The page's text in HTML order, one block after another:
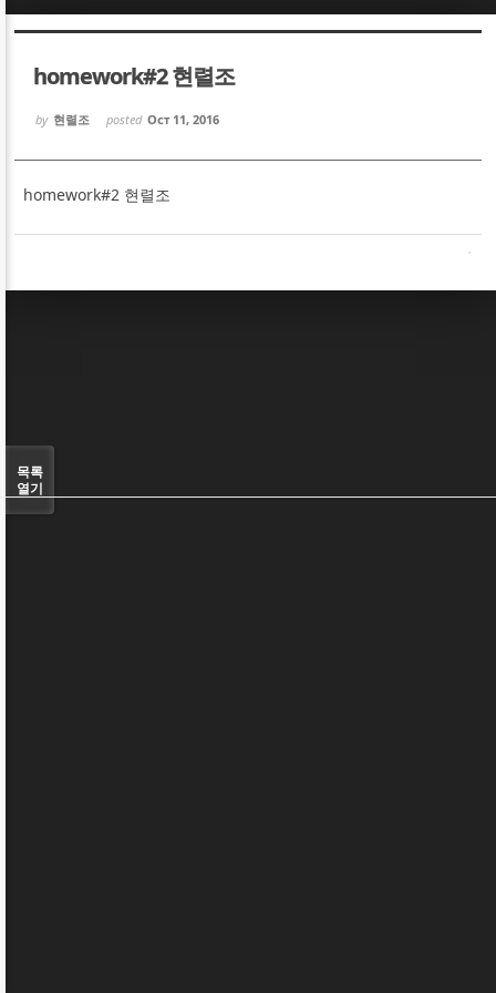
homework#2 현렬조
by 현렬조 posted Oct 11, 2016
homework#2 현렬조
목록
열기
Sketchbook5, 스케치북5
Sketchbook5, 스케치북5
Sketchbook5, 스케치북5
Sketchbook5, 스케치북5